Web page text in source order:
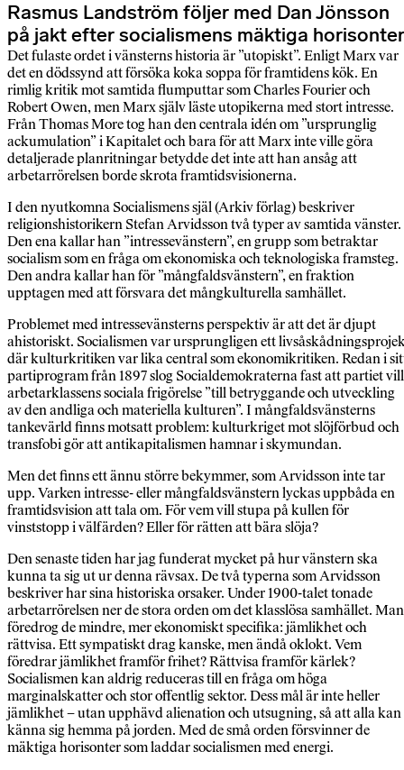
Rasmus Landström följer med Dan Jönsson
på jakt efter socialismens mäktiga
Det fulaste ordet i vänsterns historia är ”utopiskt”. Enligt Marx var
det en dödssynd att försöka koka soppa för framtidens kök. En
rimlig kritik mot samtida flumputtar som Charles Fourier och
Robert Owen, men Marx själv läste utopikerna med stort intresse.
Från Thomas More tog han den centrala idén om ”ursprunglig
ackumulation” i Kapitalet och bara för att Marx inte ville göra
detaljerade planritningar betydde det inte att han ansåg att
arbetarrörelsen borde skrota framtidsvisionerna.
I den nyutkomna Socialismens själ (Arkiv förlag) beskriver
religions­historikern Stefan Arvidsson två typer av samtida vänster.
Den ena kallar han ”intressevänstern”, en grupp som betraktar
socialism som en fråga om ekonomiska och teknologiska framsteg.
Den andra kallar han för ”mångfaldsvänstern”, en fraktion
upptagen med att försvara det mångkulturella samhället.
Problemet med intresse­vänsterns perspektiv är att det är djupt
ahistoriskt. Socialismen var ursprungligen ett
där kulturkritiken var lika central som ekonomikritiken. Redan i
partiprogram från 1897 slog Socialdemokraterna fast att partiet
arbetarklassens sociala frigörelse ”till betryggande och utveckling
av den andliga och materiella kulturen”. I mångfaldsvänsterns
tankevärld finns motsatt problem: kulturkriget mot slöjförbud och
transfobi gör att antikapitalismen hamnar i skymundan.
Men det finns ett ännu större bekymmer, som Arvidsson inte tar
upp. Varken intresse- eller mångfaldsvänstern lyckas uppbåda en
framtidsvision att tala om. För vem vill stupa på kullen för
vinststopp i välfärden? Eller för rätten att bära slöja?
Den senaste tiden har jag funderat mycket på hur vänstern ska
kunna ta sig ut ur denna rävsax. De två typerna som Arvidsson
beskriver har sina historiska orsaker. Under 1900-talet tonade
arbetarrörelsen ner de stora orden om det klasslösa samhället. Man
föredrog de mindre, mer ekonomiskt specifika: jämlikhet och
rättvisa. Ett sympatiskt drag kanske, men ändå oklokt. Vem
föredrar jämlikhet framför frihet? Rättvisa framför kärlek?
Socialismen kan aldrig reduceras till en fråga om höga
marginalskatter och stor offentlig sektor. Dess mål är inte heller
jämlikhet – utan upphävd alienation och utsugning, så att alla kan
känna sig hemma på jorden. Med de små orden försvinner de
mäktiga horisonter som laddar socialismen med energi.